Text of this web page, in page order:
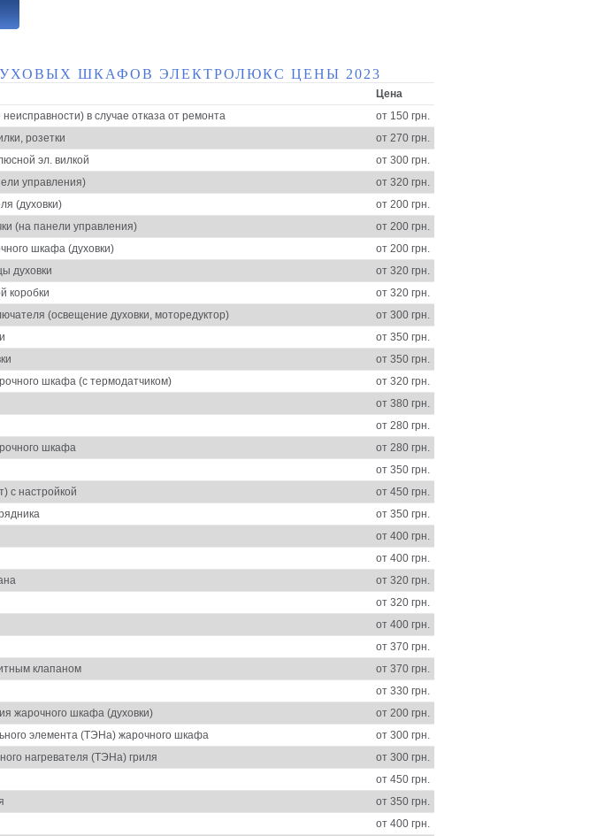
ШКАФОВ ЭЛЕКТРОЛЮКС ЦЕНЫ 2023
Цена
в случае отказа от ремонта
от 150 грн.
розетки
от 270 грн.
эл. вилкой
от 300 грн.
управления)
от 320 грн.
(духовки)
от 200 грн.
(на панели управления)
от 200 грн.
шкафа (духовки)
от 200 грн.
духовки
от 320 грн.
коробки
от 320 грн.
(освещение духовки, моторедуктор)
от 300 грн.
от 350 грн.
от 350 грн.
шкафа (с термодатчиком)
от 320 грн.
от 380 грн.
от 280 грн.
шкафа
от 280 грн.
от 350 грн.
с настройкой
от 450 грн.
от 350 грн.
от 400 грн.
от 400 грн.
от 320 грн.
от 320 грн.
от 400 грн.
от 370 грн.
клапаном
от 370 грн.
от 330 грн.
жарочного шкафа (духовки)
от 200 грн.
элемента (ТЭНа) жарочного шкафа
от 300 грн.
нагревателя (ТЭНа) гриля
от 300 грн.
от 450 грн.
от 350 грн.
от 400 грн.